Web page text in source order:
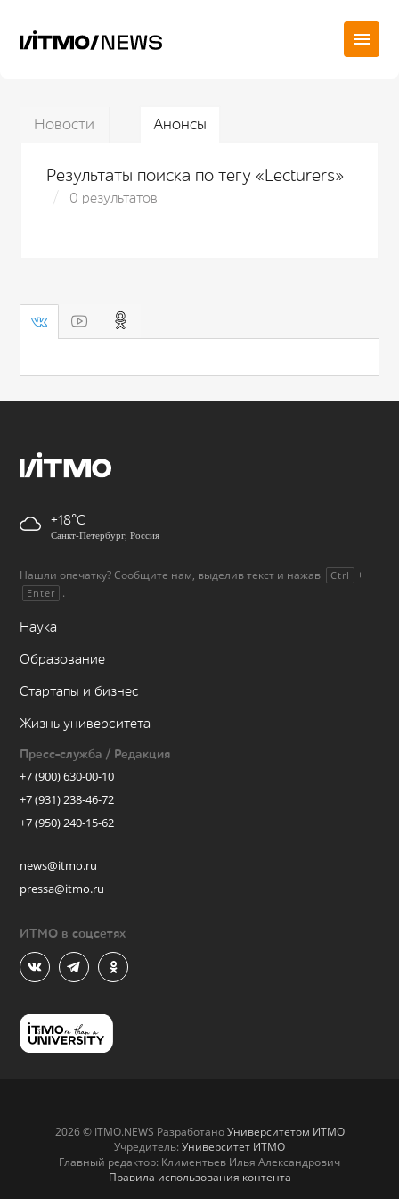
Новости Анонсы
Результаты поиска по тегу «Lecturers»
0 результатов
+18
Санкт-Петербург, Россия
Нашли опечатку? Сообщите нам, выделив текст и нажав Ctrl +
Enter .
Наука
Образование
Стартапы и бизнес
Жизнь университета
Пресс-служба / Редакция
+7 (900) 630-00-10
+7 (931) 238-46-72
+7 (950) 240-15-62
news@itmo.ru
pressa@itmo.ru
ИТМО в соцсетях
2026 © ITMO.NEWS РазработаноУниверситетом ИТМО
Учредитель: Университет ИТМО
Главный редактор: Климентьев Илья Александрович
Правила использования контента